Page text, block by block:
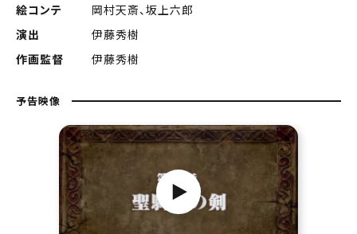
絵コンテ
岡村天斎、坂上六郎
演出
伊藤秀樹
作画監督
伊藤秀樹
予告映像